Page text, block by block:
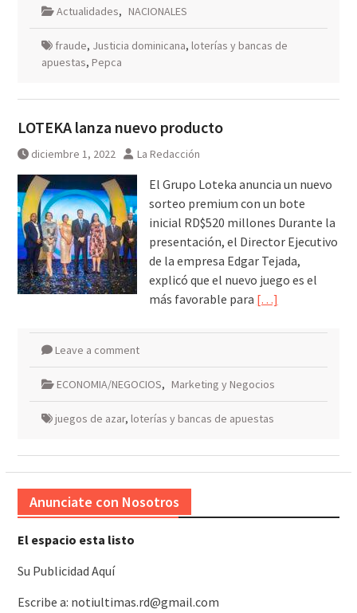
Actualidades, NACIONALES
fraude, Justicia dominicana, loterías y bancas de
apuestas, Pepca
LOTEKA lanza nuevo producto
diciembre 1, 2022 La Redacción
El Grupo Loteka anuncia un nuevo
sorteo premium con un bote
inicial RD$520 millones Durante la
presentación, el Director Ejecutivo
de la empresa Edgar Tejada,
explicó que el nuevo juego es el
más favorable para […]
Leave a comment
ECONOMIA/NEGOCIOS, Marketing y Negocios
juegos de azar, loterías y bancas de apuestas
Anunciate con Nosotros
El espacio esta listo
Su Publicidad Aquí
Escribe a: notiultimas.rd@gmail.com